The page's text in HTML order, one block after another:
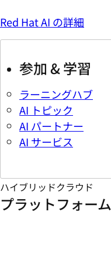
Red Hat AI の詳細
参加 & 学習
ラーニングハブ
AI トピック
AI パートナー
AI サービス
ハイブリッドクラウド
プラットフォー